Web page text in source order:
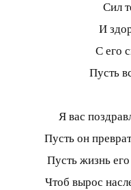
Сил
И
С его
Пусть
Я вас
Пусть он
Пусть жизнь
Чтоб вырос